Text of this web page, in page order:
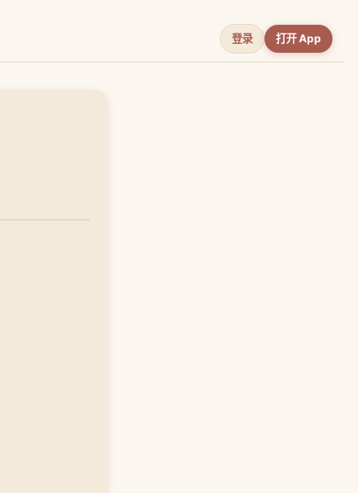
登录 打开 App